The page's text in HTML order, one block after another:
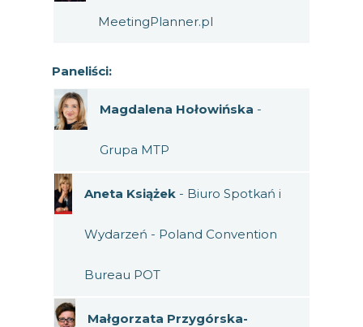
MeetingPlanner.pl
Paneliści:
Magdalena Hołowińska -
Grupa MTP
Aneta Książek - Biuro Spotkań i
Wydarzeń - Poland Convention
Bureau POT
Małgorzata Przygórska-